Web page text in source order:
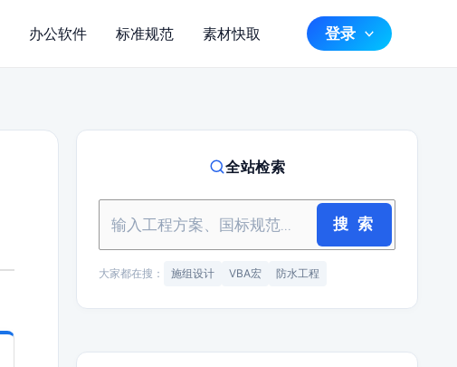
办公软件 标准规范 素材快取 登录
全站检索
搜 索
大家都在搜： 施组设计 VBA宏 防水工程